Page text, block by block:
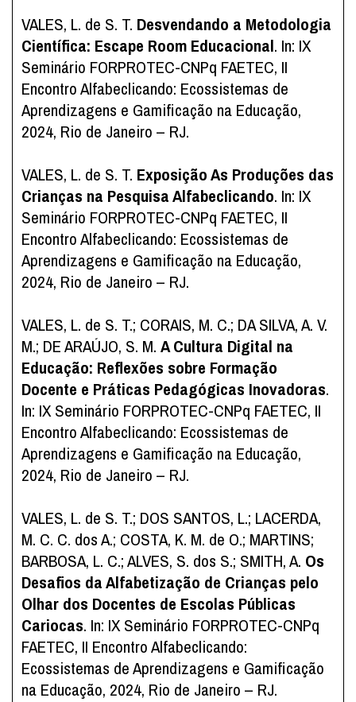
VALES, L. de S. T. Desvendando a Metodologia
Científica: Escape Room Educacional. In: IX
Seminário FORPROTEC-CNPq FAETEC, II
Encontro Alfabeclicando: Ecossistemas de
Aprendizagens e Gamificação na Educação,
2024, Rio de Janeiro – RJ.
VALES, L. de S. T. Exposição As Produções das
Crianças na Pesquisa Alfabeclicando. In: IX
Seminário FORPROTEC-CNPq FAETEC, II
Encontro Alfabeclicando: Ecossistemas de
Aprendizagens e Gamificação na Educação,
2024, Rio de Janeiro – RJ.
VALES, L. de S. T.; CORAIS, M. C.; DA SILVA, A. V.
M.; DE ARAÚJO, S. M. A Cultura Digital na
Educação: Reflexões sobre Formação
Docente e Práticas Pedagógicas Inovadoras.
In: IX Seminário FORPROTEC-CNPq FAETEC, II
Encontro Alfabeclicando: Ecossistemas de
Aprendizagens e Gamificação na Educação,
2024, Rio de Janeiro – RJ.
VALES, L. de S. T.; DOS SANTOS, L.; LACERDA,
M. C. C. dos A.; COSTA, K. M. de O.; MARTINS;
BARBOSA, L. C.; ALVES, S. dos S.; SMITH, A. Os
Desafios da Alfabetização de Crianças pelo
Olhar dos Docentes de Escolas Públicas
Cariocas. In: IX Seminário FORPROTEC-CNPq
FAETEC, II Encontro Alfabeclicando:
Ecossistemas de Aprendizagens e Gamificação
na Educação, 2024, Rio de Janeiro – RJ.